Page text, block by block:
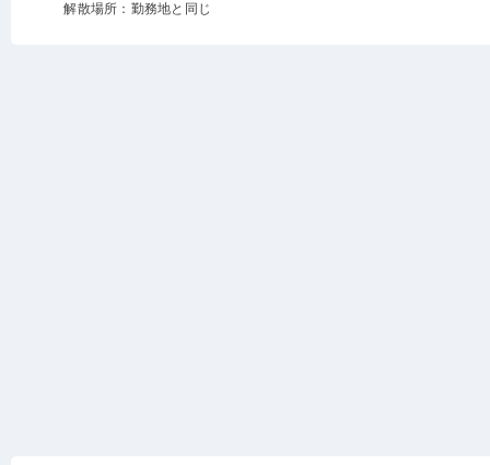
解散場所：勤務地と同じ